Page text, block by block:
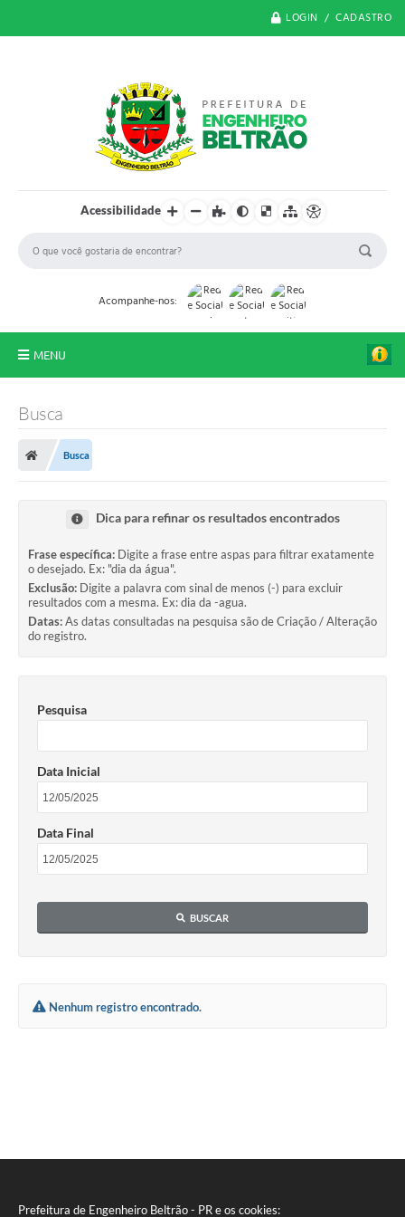
Prefeitura de Engenheiro Beltrão - PR e os cookies:
LOGIN / CADASTRO
Acessibilidade
Acompanhe-nos:
MENU
Legislação
Editais
Ouvidoria
SIAFIC
Secretarias
Notícias
Galeria de Vídeos
Audiências Públicas
Contas Públicas
Serviços Online
Busca
Busca
Dica para refinar os resultados encontrados
Frase específica: Digite a frase entre aspas para filtrar exatamente
o desejado. Ex: "dia da água".
Exclusão: Digite a palavra com sinal de menos (-) para excluir
resultados com a mesma. Ex: dia da -agua.
Datas:As datas consultadas na pesquisa são de Criação / Alteração
do registro.
Pesquisa
Data Inicial
Data Final
BUSCAR
Nenhum registro encontrado.